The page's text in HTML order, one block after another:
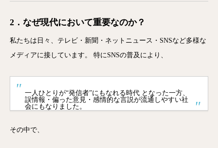
2．なぜ現代において重要なのか？
私たちは日々、テレビ・新聞・ネットニュース・SNSなど多様な
メディアに接しています。 特にSNSの普及により、
一人ひとりが“発信者”にもなれる時代 となった一方、
誤情報・偏った意見・感情的な言説が流通しやすい社
会にもなりました。
その中で、